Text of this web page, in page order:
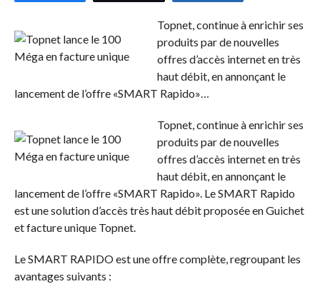
Topnet, continue à enrichir ses
produits par de nouvelles
offres d’accès internet en très
haut débit, en annonçant le
lancement de l’offre «SMART Rapido»…
Topnet, continue à enrichir ses
produits par de nouvelles
offres d’accès internet en très
haut débit, en annonçant le
lancement de l’offre «SMART Rapido». Le SMART Rapido
est une solution d’accès très haut débit proposée en Guichet
et facture unique Topnet.
Le SMART RAPIDO est une offre complète, regroupant les
avantages suivants :